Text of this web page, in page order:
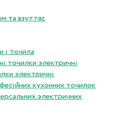
та взуттяс
і точила
точилки электричнi
электричнi
кухонних точилок
электричних